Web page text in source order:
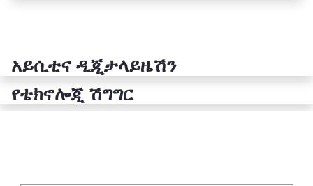
አይሲቲና ዲጂታላይዜሽን
የቴክኖሎጂ ሽግግር